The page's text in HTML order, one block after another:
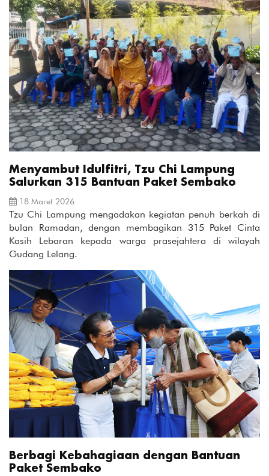
Menyambut Idulfitri, Tzu Chi Lampung
Salurkan 315 Bantuan Paket Sembako
18 Maret 2026
Tzu Chi Lampung mengadakan kegiatan penuh berkah di
bulan Ramadan, dengan membagikan 315 Paket Cinta
Kasih Lebaran kepada warga prasejahtera di wilayah
Gudang Lelang.
Berbagi Kebahagiaan dengan Bantuan
Paket Sembako